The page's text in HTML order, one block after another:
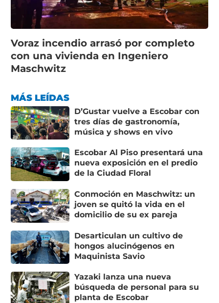
Voraz incendio arrasó por completo
con una vivienda en Ingeniero
Maschwitz
MÁS LEÍDAS
D’Gustar vuelve a Escobar con
tres días de gastronomía,
música y shows en vivo
Escobar Al Piso presentará una
nueva exposición en el predio
de la Ciudad Floral
Conmoción en Maschwitz: un
joven se quitó la vida en el
domicilio de su ex pareja
Desarticulan un cultivo de
hongos alucinógenos en
Maquinista Savio
Yazaki lanza una nueva
búsqueda de personal para su
planta de Escobar